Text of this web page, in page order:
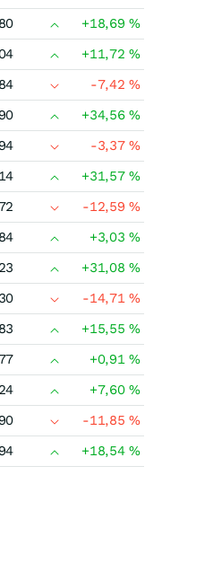
+18,69%
+11,72%
-7,42%
+34,56%
-3,37%
+31,57%
-12,59%
+3,03%
+31,08%
-14,71%
+15,55%
+0,91%
+7,60%
-11,85%
+18,54%